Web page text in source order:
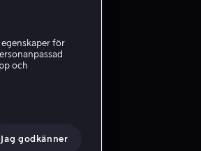
för
och
Jag godkänner